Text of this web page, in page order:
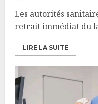
Les autorités
retrait immédiat du
LIRE LA SUITE